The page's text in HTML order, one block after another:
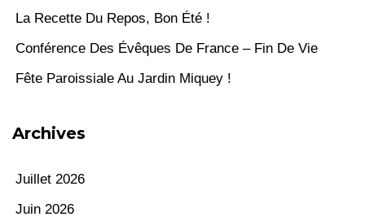
La Recette Du Repos, Bon Été !
Conférence Des Évêques De France – Fin De Vie
Fête Paroissiale Au Jardin Miquey !
Archives
Juillet 2026
Juin 2026